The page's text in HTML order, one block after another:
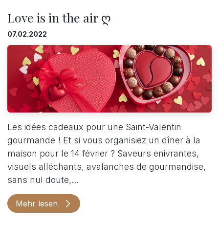
Love is in the air ღ
07.02.2022
Les idées cadeaux pour une Saint-Valentin
gourmande ! Et si vous organisiez un dîner à la
maison pour le 14 février ? Saveurs enivrantes,
visuels alléchants, avalanches de gourmandise,
sans nul doute,...
Mehr lesen